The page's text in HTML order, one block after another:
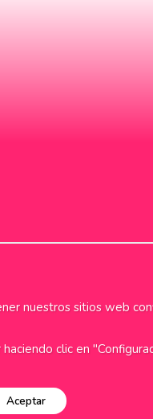
1-2 dagars leverans
nuestros sitios web
clic en
Aceptar